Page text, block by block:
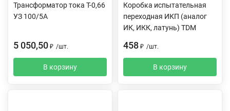
Трансформатор тока Т-0,66
УЗ 100/5А
5 050,50 ₽ /шт.
В корзину
Коробка испытательная
переходная ИКП (аналог
ИК, ИКК, латунь) TDM
458 ₽ /шт.
В корзину